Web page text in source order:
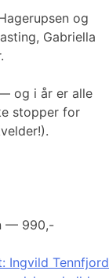
og
Gabriella
og i år er alle
stopper for
— 990,-
Ingvild Tennfjord